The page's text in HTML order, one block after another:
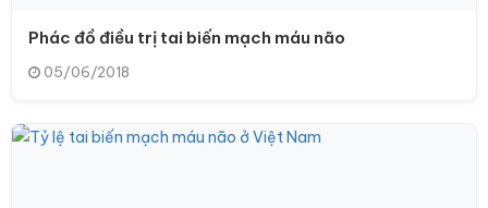
Phác đồ điều trị tai biến mạch máu não
05/06/2018